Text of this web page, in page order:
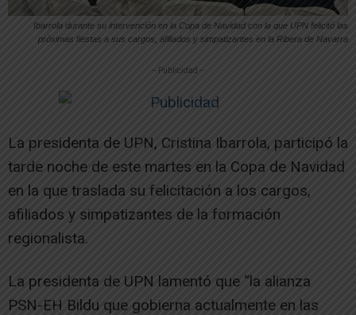
Ibarrola durante su intervención en la Copa de Navidad con la que UPN felicitó las
próximas fiestas a sus cargos, afiliados y simpatizantes en la Ribera de Navarra
-- Publicidad --
La presidenta de UPN, Cristina Ibarrola, participó la
tarde noche de este martes en la Copa de Navidad
en la que traslada su felicitación a los cargos,
afiliados y simpatizantes de la formación
regionalista.
La presidenta de UPN lamentó que “la alianza
PSN-EH Bildu que gobierna actualmente en las